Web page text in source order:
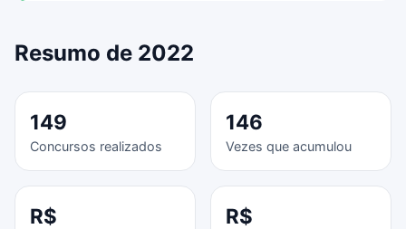
Resumo de 2022
149
Concursos realizados
146
Vezes que acumulou
R$
R$